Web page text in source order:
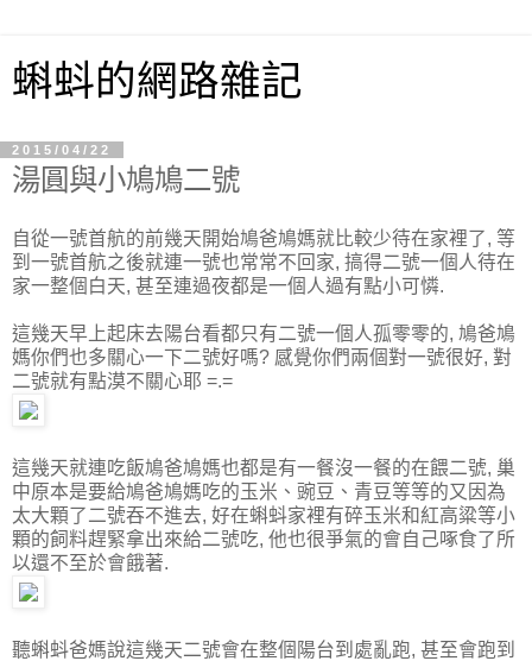
蝌蚪的網路雜記
2015/04/22
湯圓與小鳩鳩二號
自從一號首航的前幾天開始鳩爸鳩媽就比較少待在家裡了, 等
到一號首航之後就連一號也常常不回家, 搞得二號一個人待在
家一整個白天, 甚至連過夜都是一個人過有點小可憐.
這幾天早上起床去陽台看都只有二號一個人孤零零的, 鳩爸鳩
媽你們也多關心一下二號好嗎? 感覺你們兩個對一號很好, 對
二號就有點漠不關心耶 =.=
這幾天就連吃飯鳩爸鳩媽也都是有一餐沒一餐的在餵二號, 巢
中原本是要給鳩爸鳩媽吃的玉米、豌豆、青豆等等的又因為
太大顆了二號吞不進去, 好在蝌蚪家裡有碎玉米和紅高粱等小
顆的飼料趕緊拿出來給二號吃, 他也很爭氣的會自己啄食了所
以還不至於會餓著.
聽蝌蚪爸媽說這幾天二號會在整個陽台到處亂跑, 甚至會跑到